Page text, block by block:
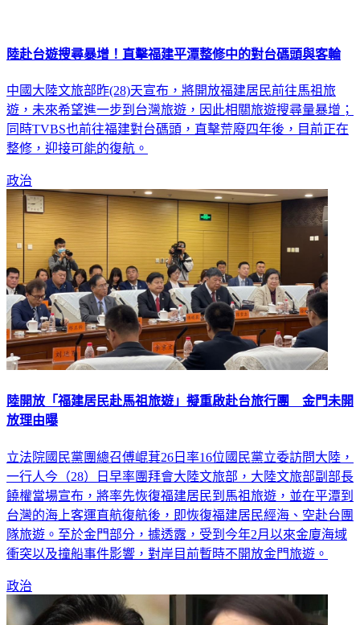
陸赴台遊搜尋暴增！直擊福建平潭整修中的對台碼頭與客輪
中國大陸文旅部昨(28)天宣布，將開放福建居民前往馬祖旅
遊，未來希望進一步到台灣旅遊，因此相關旅遊搜尋量暴增；
同時TVBS也前往福建對台碼頭，直擊荒廢四年後，目前正在
整修，迎接可能的復航。
政治
陸開放「福建居民赴馬祖旅遊」擬重啟赴台旅行團 金門未開
放理由曝
立法院國民黨團總召傅崐萁26日率16位國民黨立委訪問大陸，
一行人今（28）日早率團拜會大陸文旅部，大陸文旅部副部長
饒權當場宣布，將率先恢復福建居民到馬祖旅遊，並在平潭到
台灣的海上客運直航復航後，即恢復福建居民經海、空赴台團
隊旅遊。至於金門部分，據透露，受到今年2月以來金廈海域
衝突以及撞船事件影響，對岸目前暫時不開放金門旅遊。
政治